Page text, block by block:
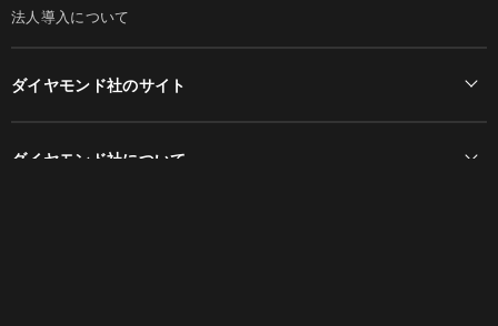
法人導入について
ダイヤモンド社のサイト
ダイヤモンド社について